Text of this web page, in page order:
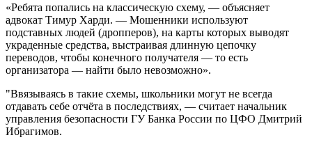
«Ребята попались на классическую схему, — объясняет
адвокат Тимур Харди. — Мошенники используют
подставных людей (дропперов), на карты которых выводят
украденные средства, выстраивая длинную цепочку
переводов, чтобы конечного получателя — то есть
организатора — найти было невозможно».
"Ввязываясь в такие схемы, школьники могут не всегда
отдавать себе отчёта в последст­виях, — считает начальник
управления безопасности ГУ Банка России по ЦФО Дмитрий
Ибрагимов.